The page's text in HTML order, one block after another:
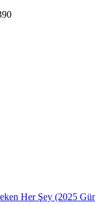
Her Şey (2025